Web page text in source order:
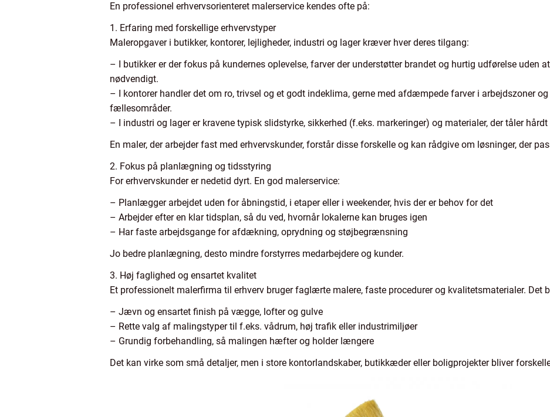
En professionel erhvervsorienteret malerservice kendes ofte på:
1. Erfaring med forskellige erhvervstyper
Maleropgaver i butikker, kontorer, lejligheder, industri og lager kræver hver deres tilgang:
– I butikker er der fokus på kundernes oplevelse, farver der understøtter brandet og hurtig udførelse uden
nødvendigt.
– I kontorer handler det om ro, trivsel og et godt indeklima, gerne med afdæmpede farver i arbejdszoner
fællesområder.
– I industri og lager er kravene typisk slidstyrke, sikkerhed (f.eks. markeringer) og materialer, der tåler
En maler, der arbejder fast med erhvervskunder, forstår disse forskelle og kan rådgive om løsninger, der
2. Fokus på planlægning og tidsstyring
For erhvervskunder er nedetid dyrt. En god malerservice:
– Planlægger arbejdet uden for åbningstid, i etaper eller i weekender, hvis der er behov for det
– Arbejder efter en klar tidsplan, så du ved, hvornår lokalerne kan bruges igen
– Har faste arbejdsgange for afdækning, oprydning og støjbegrænsning
Jo bedre planlægning, desto mindre forstyrres medarbejdere og kunder.
3. Høj faglighed og ensartet kvalitet
Et professionelt malerfirma til erhverv bruger faglærte malere, faste procedurer og kvalitetsmaterialer. Det
– Jævn og ensartet finish på vægge, lofter og gulve
– Rette valg af malingstyper til f.eks. vådrum, høj trafik eller industrimiljøer
– Grundig forbehandling, så malingen hæfter og holder længere
Det kan virke som små detaljer, men i store kontorlandskaber, butikkæder eller boligprojekter bliver